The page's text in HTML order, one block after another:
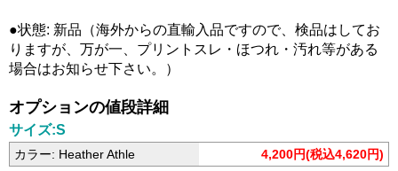
●状態: 新品（海外からの直輸入品ですので、検品はしてお
りますが、万が一、プリントスレ・ほつれ・汚れ等がある
場合はお知らせ下さい。）
オプションの値段詳細
サイズ:S
カラー: Heather Athle 4,200円(税込4,620円)